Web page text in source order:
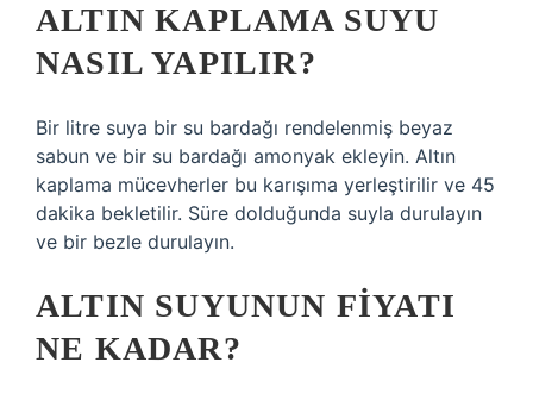
ALTIN KAPLAMA SUYU
NASIL YAPILIR?
Bir litre suya bir su bardağı rendelenmiş beyaz
sabun ve bir su bardağı amonyak ekleyin. Altın
kaplama mücevherler bu karışıma yerleştirilir ve 45
dakika bekletilir. Süre dolduğunda suyla durulayın
ve bir bezle durulayın.
ALTIN SUYUNUN FIYATI
NE KADAR?